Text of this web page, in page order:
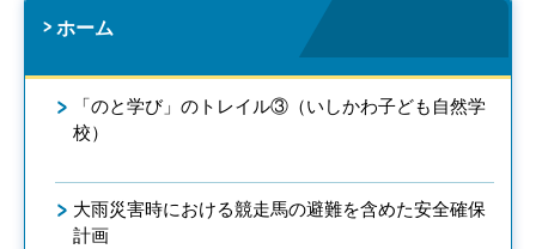
ホーム
「のと学び」のトレイル③（いしかわ子ども自然学
校）
大雨災害時における競走馬の避難を含めた安全確保
計画